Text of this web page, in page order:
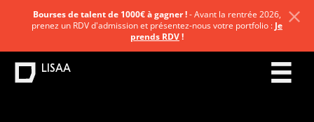
Bourses de talent de 1000€ à gagner !- Avant la rentrée 2026,
prenez un RDV d'admission et présentez-nous votre portfolio : Je
prends RDV!
LISAA